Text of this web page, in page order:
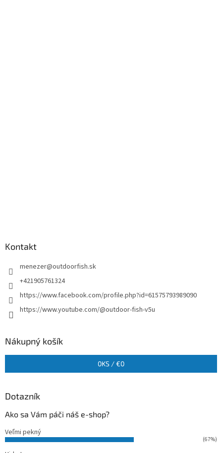
Kontakt
menezer@outdoorfish.sk
+421905761324
https://www.facebook.com/profile.php?id=61575793989090
https://www.youtube.com/@outdoor-fish-v5u
Nákupný košík
0KS /€0
Dotazník
Ako sa Vám páči náš e-shop?
Veľmi pekný
(67%)